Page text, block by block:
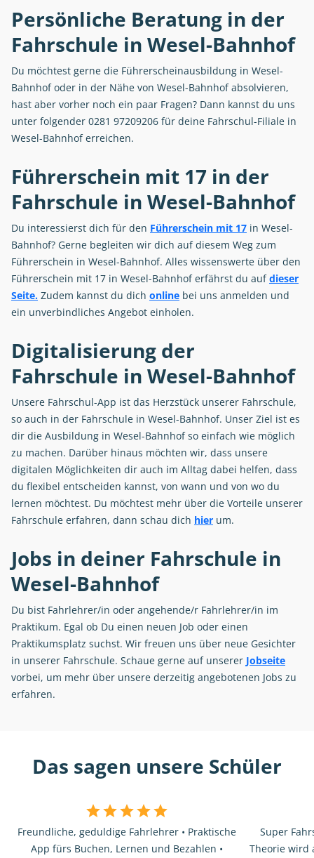
Persönliche Beratung in der
Fahrschule in Wesel-Bahnhof
Du möchtest gerne die Führerscheinausbildung in Wesel-
Bahnhof oder in der Nähe von Wesel-Bahnhof absolvieren,
hast aber vorher noch ein paar Fragen? Dann kannst du uns
unter folgender 0281 97209206 für deine Fahrschul-Filiale in
Wesel-Bahnhof erreichen.
Führerschein mit 17 in der
Fahrschule in Wesel-Bahnhof
Du interessierst dich für den Führerschein mit 17 in Wesel-
Bahnhof? Gerne begleiten wir dich auf diesem Weg zum
Führerschein in Wesel-Bahnhof. Alles wissenswerte über den
Führerschein mit 17 in Wesel-Bahnhof erfährst du aufdieser
Seite. Zudem kannst du dich online bei uns anmelden und
ein unverbindliches Angebot einholen.
Digitalisierung der
Fahrschule in Wesel-Bahnhof
Unsere Fahrschul-App ist das Herzstück unserer Fahrschule,
so auch in der Fahrschule in Wesel-Bahnhof. Unser Ziel ist es
dir die Ausbildung in Wesel-Bahnhof so einfach wie möglich
zu machen. Darüber hinaus möchten wir, dass unsere
digitalen Möglichkeiten dir auch im Alltag dabei helfen, dass
du flexibel entscheiden kannst, von wann und von wo du
lernen möchtest. Du möchtest mehr über die Vorteile unserer
Fahrschule erfahren, dann schau dich hier um.
Jobs in deiner Fahrschule in
Wesel-Bahnhof
Du bist Fahrlehrer/in oder angehende/r Fahrlehrer/in im
Praktikum. Egal ob Du einen neuen Job oder einen
Praktikumsplatz suchst. Wir freuen uns über neue Gesichter
in unserer Fahrschule. Schaue gerne auf unserer Jobseite
vorbei, um mehr über unsere derzeitig angebotenen Jobs zu
erfahren.
Das sagen unsere Schüler
Freundliche, geduldige Fahrlehrer • Praktische
App fürs Buchen, Lernen und Bezahlen •
Super
Theorie wird